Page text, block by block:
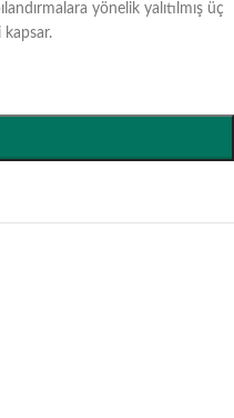
yönelik yalıtılmış üç
kapsar.